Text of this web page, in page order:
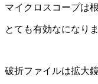
マイクロスコープは
とても有効なになりま
破折ファイルは拡大